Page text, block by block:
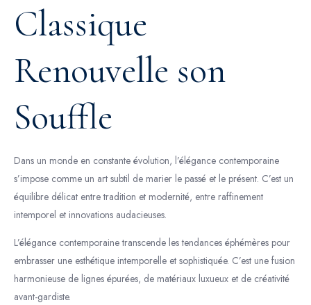
Classique
Renouvelle son
Souffle
Dans un monde en constante évolution, l’élégance contemporaine
s’impose comme un art subtil de marier le passé et le présent. C’est un
équilibre délicat entre tradition et modernité, entre raffinement
intemporel et innovations audacieuses.
L’élégance contemporaine transcende les tendances éphémères pour
embrasser une esthétique intemporelle et sophistiquée. C’est une fusion
harmonieuse de lignes épurées, de matériaux luxueux et de créativité
avant-gardiste.